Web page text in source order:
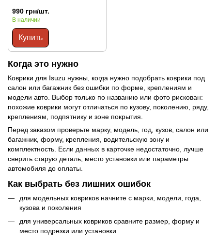
990 грн/шт.
В наличии
Купить
Когда это нужно
Коврики для Isuzu нужны, когда нужно подобрать коврики под
салон или багажник без ошибки по форме, креплениям и
модели авто. Выбор только по названию или фото рискован:
похожие коврики могут отличаться по кузову, поколению, ряду,
креплениям, подпятнику и зоне покрытия.
Перед заказом проверьте марку, модель, год, кузов, салон или
багажник, форму, крепления, водительскую зону и
комплектность. Если данных в карточке недостаточно, лучше
сверить старую деталь, место установки или параметры
автомобиля до оплаты.
Как выбрать без лишних ошибок
для модельных ковриков начните с марки, модели, года,
кузова и поколения
для универсальных ковриков сравните размер, форму и
место подрезки или установки